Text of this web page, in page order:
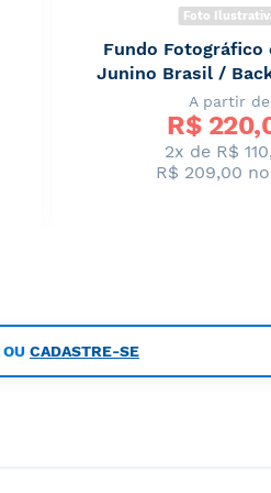
Foto
Fundo Fotográfico
Junino Brasil /
A partir de
R$
2x de R$
R$ 209,00
OU CADASTRE-SE